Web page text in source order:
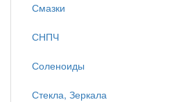
Смазки
СНПЧ
Соленоиды
Стекла, Зеркала